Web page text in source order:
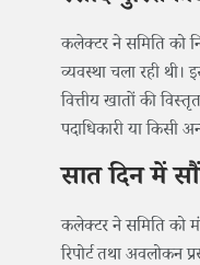
कलेक्टर ने समिति को
व्यवस्था चला रही
वित्तीय खातों की
पदाधिकारी या किसी
सात दिन में
कलेक्टर ने समिति को
रिपोर्ट तथा अवलोकन